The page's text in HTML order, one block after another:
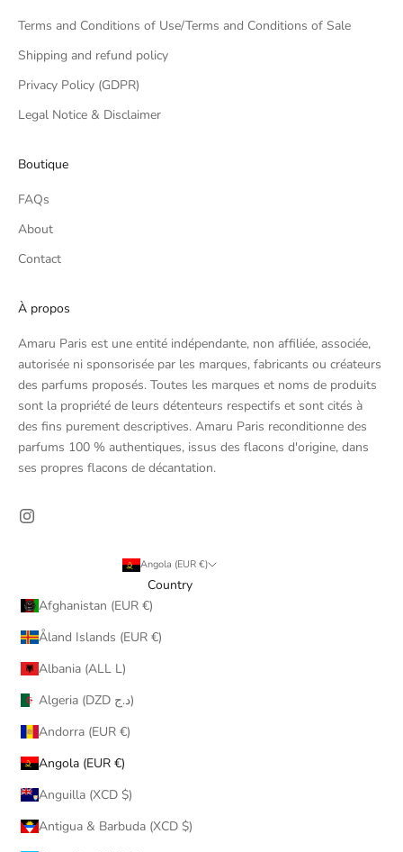
Terms and Conditions of Use/Terms and Conditions of Sale
Shipping and refund policy
Privacy Policy (GDPR)
Legal Notice & Disclaimer
Boutique
FAQs
About
Contact
À propos
Amaru Paris est une entité indépendante, non affiliée, associée,
autorisée ni sponsorisée par les marques, fabricants ou créateurs
des parfums proposés. Toutes les marques et noms de produits
sont la propriété de leurs détenteurs respectifs et sont cités à
des fins purement descriptives. Amaru Paris reconditionne des
parfums 100 % authentiques, issus des flacons d'origine, dans
ses propres flacons de décantation.
Angola (EUR €)
Country
Afghanistan (EUR €)
Åland Islands (EUR €)
Albania (ALL L)
Algeria (DZD د.ج)
Andorra (EUR €)
Angola (EUR €)
Anguilla (XCD $)
Antigua & Barbuda (XCD $)